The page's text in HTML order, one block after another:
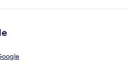
first night. We didn't mind the steep
centre to the Rocamar but, being
the centre, it was quite difficult to
because of the noise booming out
centre. Closer to the beach would
and pool area were nice and clean,